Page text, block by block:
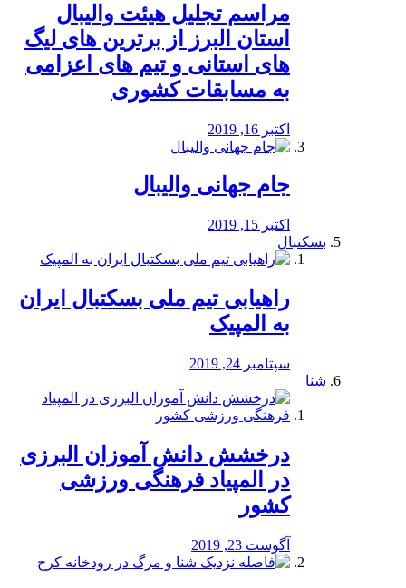
مراسم تجلیل هیئت والیبال
استان البرز از برترین های لیگ
های استانی و تیم های اعزامی
به مسابقات کشوری
اکتبر 16, 2019
جام جهانی والیبال
اکتبر 15, 2019
بسکتبال
راهیابی تیم ملی بسکتبال ایران
به المپیک
سپتامبر 24, 2019
شنا
درخشش دانش آموزان البرزی
در المپیاد فرهنگی ورزشی
کشور
آگوست 23, 2019